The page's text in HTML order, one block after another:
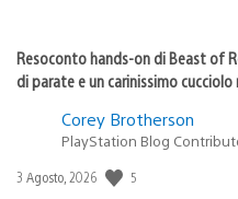
Resoconto hands-on di Beast of
di parate e un carinissimo
Corey Brotherson
PlayStation Blog
Data
3 Agosto, 2026 5